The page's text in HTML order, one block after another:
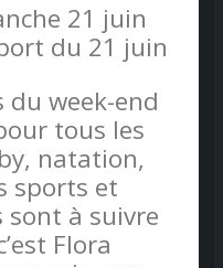
21 juin
du 21 juin
du week-end
tous les
natation,
sports et
sont à suivre
Flora